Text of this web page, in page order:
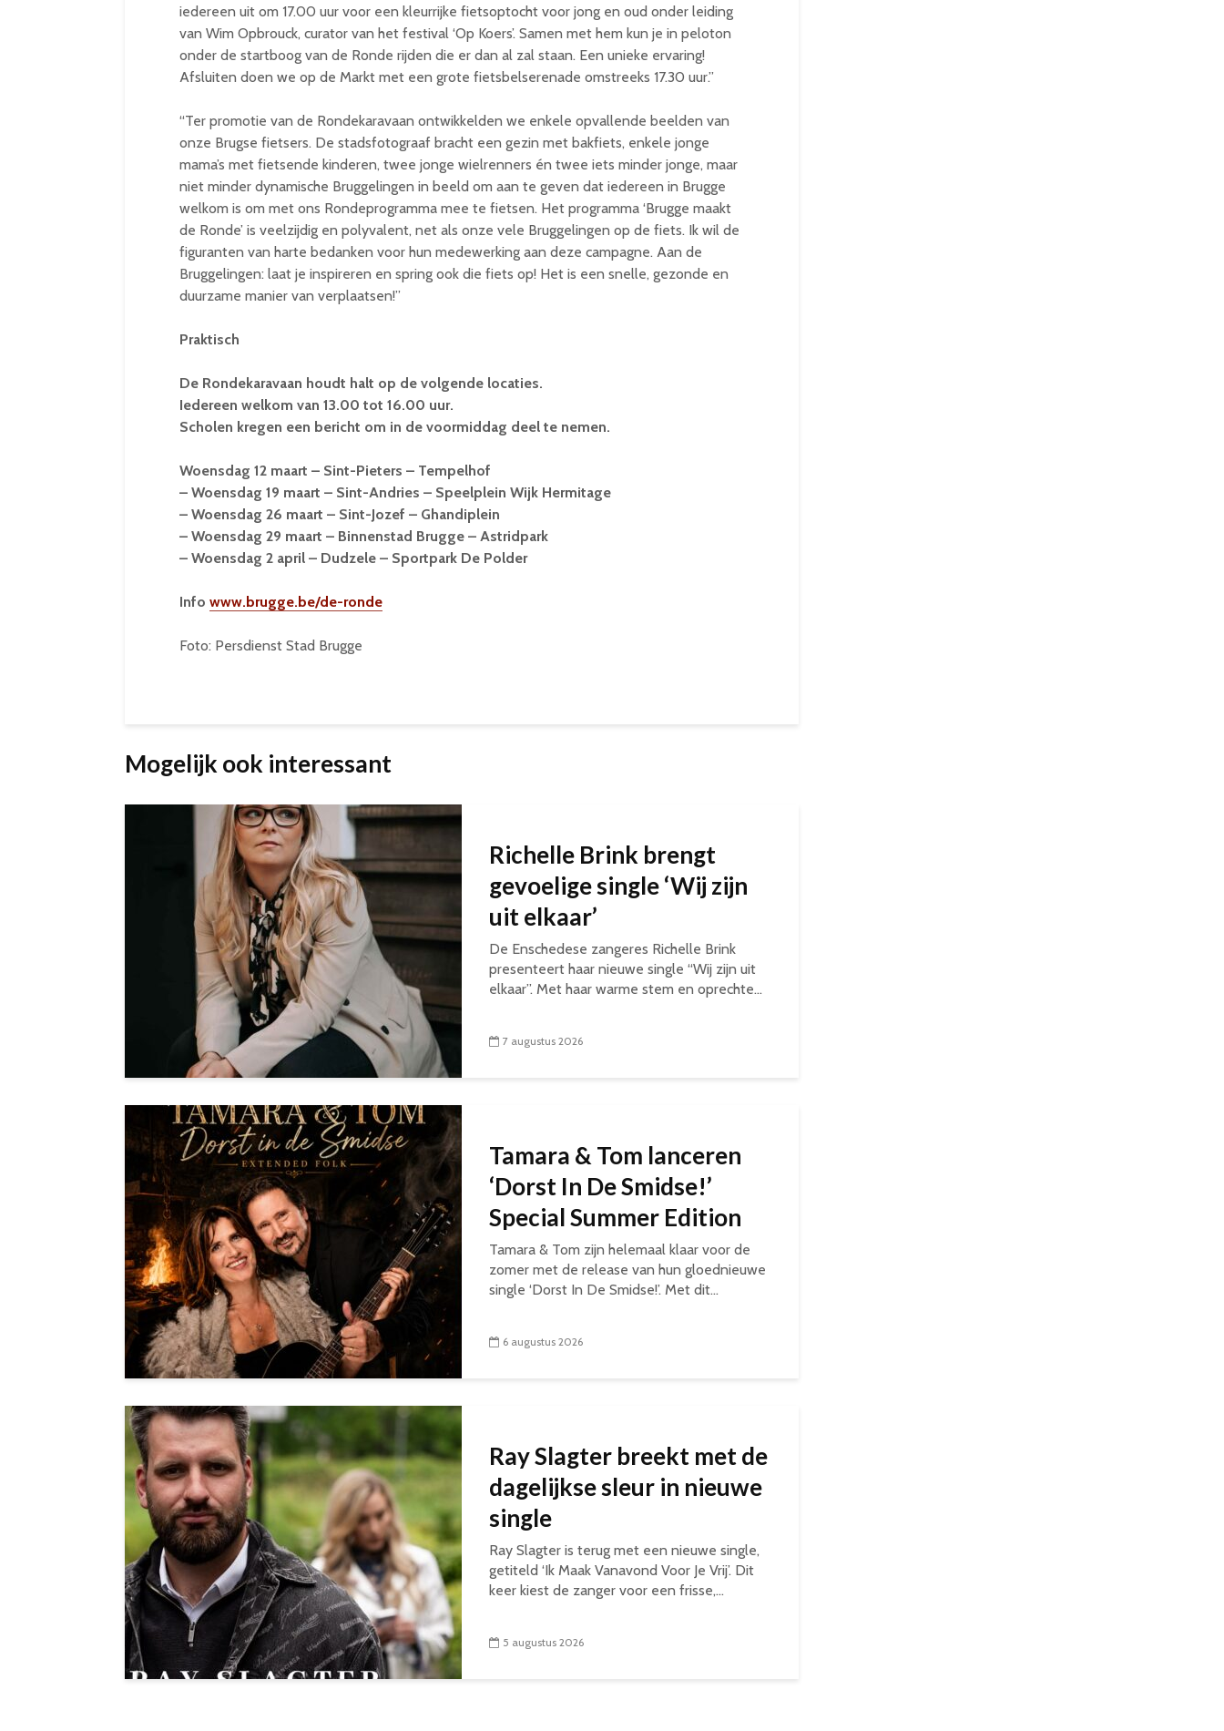
iedereen uit om 17.00 uur voor een kleurrijke fietsoptocht voor jong en oud onder leiding
van Wim Opbrouck, curator van het festival ‘Op Koers’. Samen met hem kun je in peloton
onder de startboog van de Ronde rijden die er dan al zal staan. Een unieke ervaring!
Afsluiten doen we op de Markt met een grote fietsbelserenade omstreeks 17.30 uur.”
“Ter promotie van de Rondekaravaan ontwikkelden we enkele opvallende beelden van
onze Brugse fietsers. De stadsfotograaf bracht een gezin met bakfiets, enkele jonge
mama’s met fietsende kinderen, twee jonge wielrenners én twee iets minder jonge, maar
niet minder dynamische Bruggelingen in beeld om aan te geven dat iedereen in Brugge
welkom is om met ons Rondeprogramma mee te fietsen. Het programma ‘Brugge maakt
de Ronde’ is veelzijdig en polyvalent, net als onze vele Bruggelingen op de fiets. Ik wil de
figuranten van harte bedanken voor hun medewerking aan deze campagne. Aan de
Bruggelingen: laat je inspireren en spring ook die fiets op! Het is een snelle, gezonde en
duurzame manier van verplaatsen!”
Praktisch
De Rondekaravaan houdt halt op de volgende locaties.
Iedereen welkom van 13.00 tot 16.00 uur.
Scholen kregen een bericht om in de voormiddag deel te nemen.
Woensdag 12 maart – Sint-Pieters – Tempelhof
– Woensdag 19 maart – Sint-Andries – Speelplein Wijk Hermitage
– Woensdag 26 maart – Sint-Jozef – Ghandiplein
– Woensdag 29 maart – Binnenstad Brugge – Astridpark
– Woensdag 2 april – Dudzele – Sportpark De Polder
Info www.brugge.be/de-ronde
Foto: Persdienst Stad Brugge
Mogelijk ook interessant
Richelle Brink brengt
gevoelige single ‘Wij zijn
uit elkaar’
De Enschedese zangeres Richelle Brink
presenteert haar nieuwe single “Wij zijn uit
elkaar”. Met haar warme stem en oprechte...
7 augustus 2026
Tamara & Tom lanceren
‘Dorst In De Smidse!’
Special Summer Edition
Tamara & Tom zijn helemaal klaar voor de
zomer met de release van hun gloednieuwe
single ‘Dorst In De Smidse!’. Met dit...
6 augustus 2026
Ray Slagter breekt met de
dagelijkse sleur in nieuwe
single
Ray Slagter is terug met een nieuwe single,
getiteld ‘Ik Maak Vanavond Voor Je Vrij’. Dit
keer kiest de zanger voor een frisse,...
5 augustus 2026